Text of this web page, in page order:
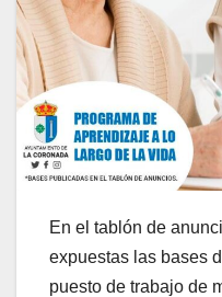
En el tablón de
expuestas las bases
puesto de trabajo de